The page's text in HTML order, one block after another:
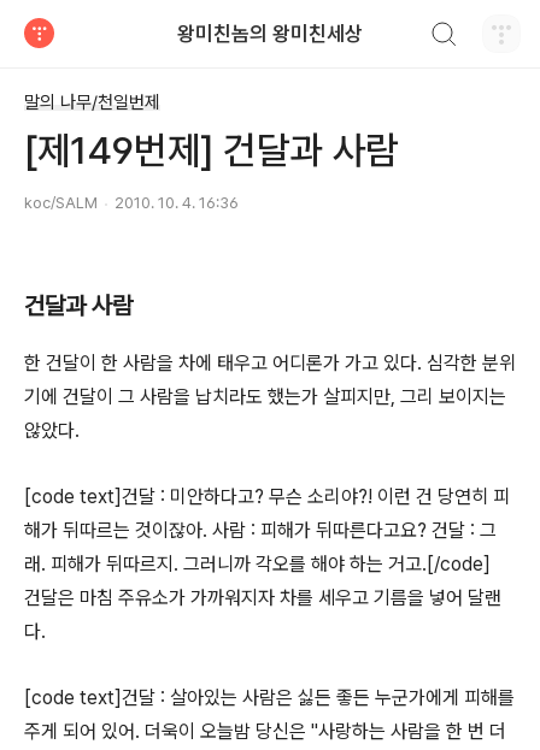
왕미친놈의 왕미친세상
말의 나무/천일번제
[제149번제] 건달과 사람
koc/SALM 2010. 10. 4. 16:36
건달과 사람
한 건달이 한 사람을 차에 태우고 어디론가 가고 있다. 심각한 분위
기에 건달이 그 사람을 납치라도 했는가 살피지만, 그리 보이지는
않았다.
[code text]건달 : 미안하다고? 무슨 소리야?! 이런 건 당연히 피
해가 뒤따르는 것이잖아. 사람 : 피해가 뒤따른다고요? 건달 : 그
래. 피해가 뒤따르지. 그러니까 각오를 해야 하는 거고.[/code]
건달은 마침 주유소가 가까워지자 차를 세우고 기름을 넣어 달랜
다.
[code text]건달 : 살아있는 사람은 싫든 좋든 누군가에게 피해를
주게 되어 있어. 더욱이 오늘밤 당신은 "사랑하는 사람을 한 번 더